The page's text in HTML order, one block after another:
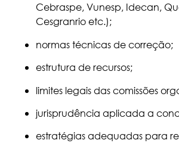
Cebraspe, Vunesp, Idecan,
Cesgranrio etc.);
normas técnicas de correção;
estrutura de recursos;
limites legais das comissões
jurisprudência aplicada a
estratégias adequadas para